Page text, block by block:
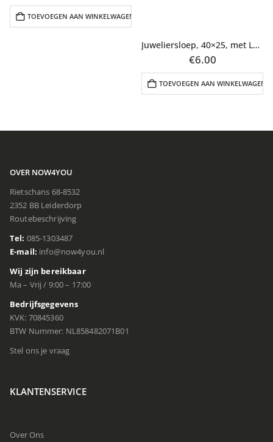
was:
€6.00.
is:
€4.00.
TOEVOEGEN AAN WINKELWAGEN
Juweliersloep, 40×25, met LED verlichting
€6.00
TOEVOEGEN AAN WINKELWAGEN
OVER NOW4YOU
Rietschans 68-8532
2352 BB Leiderdorp
Routebeschrijving
Tel: 085-1303487
E-mail: info@now4you.nl
Wij zijn bereikbaar
Ma – Vrij / 9:00 – 17:00
Bedrijfsgegevens
KVK: 70845360
BTW Nummer: NL858482071B01
Stel ons je vraag
KLANTENSERVICE
Over Ons